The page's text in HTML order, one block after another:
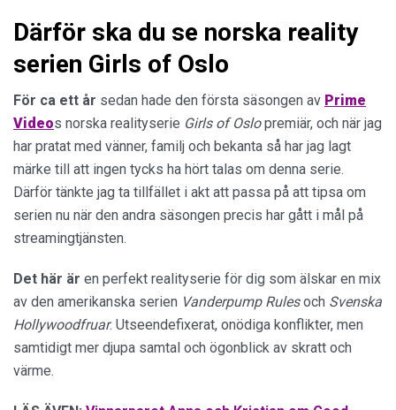
Därför ska du se norska reality
serien Girls of Oslo
För ca ett år sedan hade den första säsongen av Prime
Videos norska realityserie Girls of Oslopremiär, och när jag
har pratat med vänner, familj och bekanta så har jag lagt
märke till att ingen tycks ha hört talas om denna serie.
Därför tänkte jag ta tillfället i akt att passa på att tipsa om
serien nu när den andra säsongen precis har gått i mål på
streamingtjänsten.
Det här är en perfekt realityserie för dig som älskar en mix
av den amerikanska serien Vanderpump Rulesoch Svenska
Hollywoodfruar. Utseendefixerat, onödiga konflikter, men
samtidigt mer djupa samtal och ögonblick av skratt och
värme.